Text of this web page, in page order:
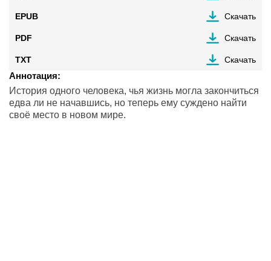
EPUB Скачать
PDF Скачать
TXT Скачать
Аннотация:
История одного человека, чья жизнь могла закончиться
едва ли не начавшись, но теперь ему суждено найти
своё место в новом мире.